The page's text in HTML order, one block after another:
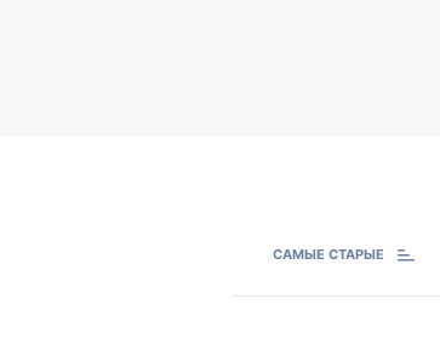
САМЫЕ СТАРЫЕ